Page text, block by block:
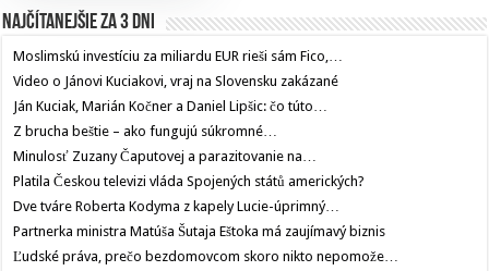
Najčítanejšie za 3 dni
Moslimskú investíciu za miliardu EUR rieši sám Fico,…
Video o Jánovi Kuciakovi, vraj na Slovensku zakázané
Ján Kuciak, Marián Kočner a Daniel Lipšic: čo túto…
Z brucha beštie – ako fungujú súkromné…
Minulosť Zuzany Čaputovej a parazitovanie na…
Platila Českou televizi vláda Spojených států amerických?
Dve tváre Roberta Kodyma z kapely Lucie-úprimný…
Partnerka ministra Matúša Šutaja Eštoka má zaujímavý biznis
Ľudské práva, prečo bezdomovcom skoro nikto nepomože…